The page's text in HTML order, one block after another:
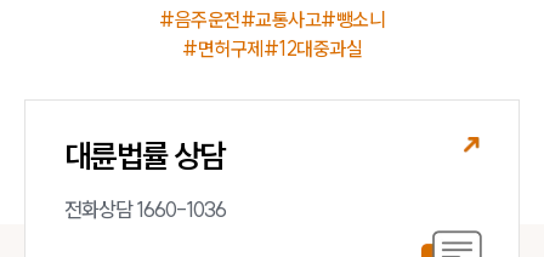
#음주운전#교통사고#뺑소니
#면허구제 #12대중과실
대륜법률 상담
전화상담 1660-1036